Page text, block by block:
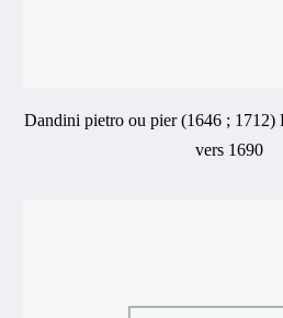
Dandini pietro ou pier (1646 ; 1712)
vers 1690